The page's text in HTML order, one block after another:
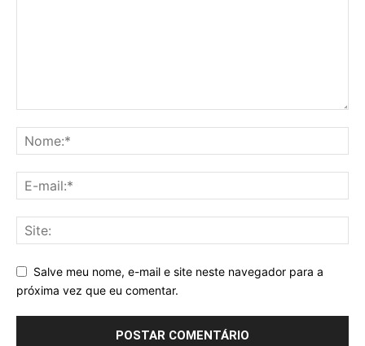
Salve meu nome, e-mail e site neste navegador para a
próxima vez que eu comentar.